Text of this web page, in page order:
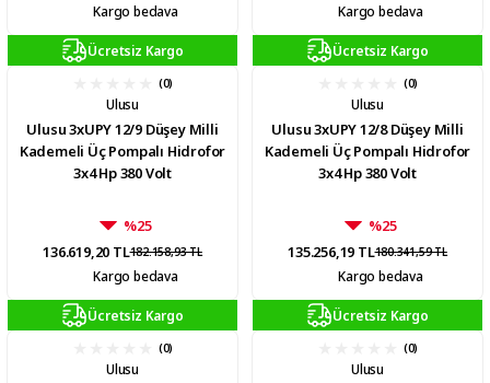
Kargo bedava Kargo bedava
Ücretsiz Kargo
(0)
Ulusu
Ulusu 3xUPY 12/9 Düşey Milli
Kademeli Üç Pompalı Hidrofor
3x4 Hp 380 Volt
%25
136.619,20 TL182.158,93 TL
Kargo bedava
Ücretsiz Kargo
(0)
Ulusu
Ulusu 3xUPY 12/8 Düşey Milli
Kademeli Üç Pompalı Hidrofor
3x4 Hp 380 Volt
%25
135.256,19 TL180.341,59 TL
Kargo bedava
Ücretsiz Kargo
(0)
Ulusu
Ücretsiz Kargo
(0)
Ulusu